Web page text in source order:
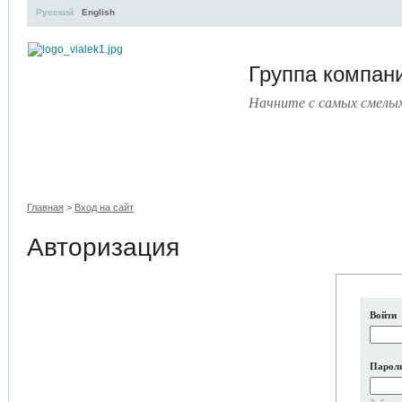
Группа
Начните с самых
Русский English
Главная > Вход на сайт
Авторизация
Войти